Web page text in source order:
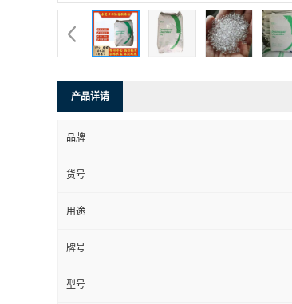
产品详请
品牌
货号
用途
牌号
型号